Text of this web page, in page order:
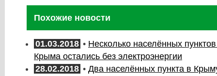
Похожие новости
01.03.2018 • Несколько населённых
Крыма остались без электроэнергии
28.02.2018 • Два населённых пункта в